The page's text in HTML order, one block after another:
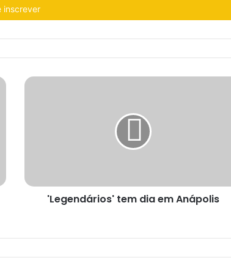
'Legendários' tem dia em Anápolis